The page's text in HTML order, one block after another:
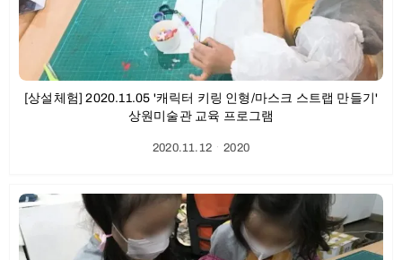
[상설체험] 2020.11.05 '캐릭터 키링 인형/마스크 스트랩 만들기'
상원미술관 교육 프로그램
2020.11.12ㆍ2020